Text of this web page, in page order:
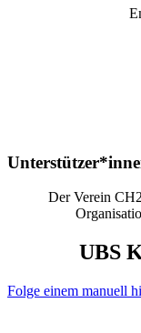
Der Verein
UBS
Folge einem manuell